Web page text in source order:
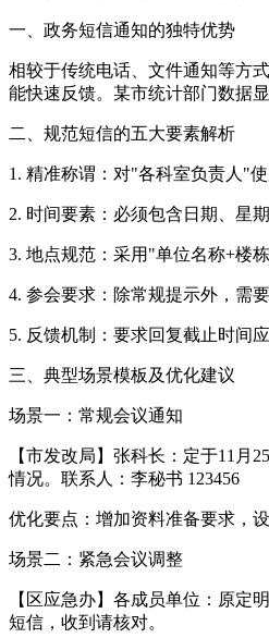
一、政务短信通知的独特优势
相较于传统电话、文件通知等方
能快速反馈。某市统计部门数据
二、规范短信的五大要素解析
1. 精准称谓：对"各科室负责人"
2. 时间要素：必须包含日期、星
3. 地点规范：采用"单位名称+楼
4. 参会要求：除常规提示外，需
5. 反馈机制：要求回复截止时间
三、典型场景模板及优化建议
场景一：常规会议通知
【市发改局】张科长：定于11月
情况。联系人：李秘书 123456
优化要点：增加资料准备要求，
场景二：紧急会议调整
【区应急办】各成员单位：原定
短信，收到请核对。